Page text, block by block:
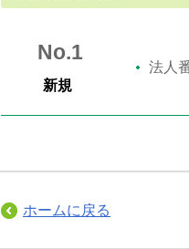
No.1
新規
法人
ホームに戻る